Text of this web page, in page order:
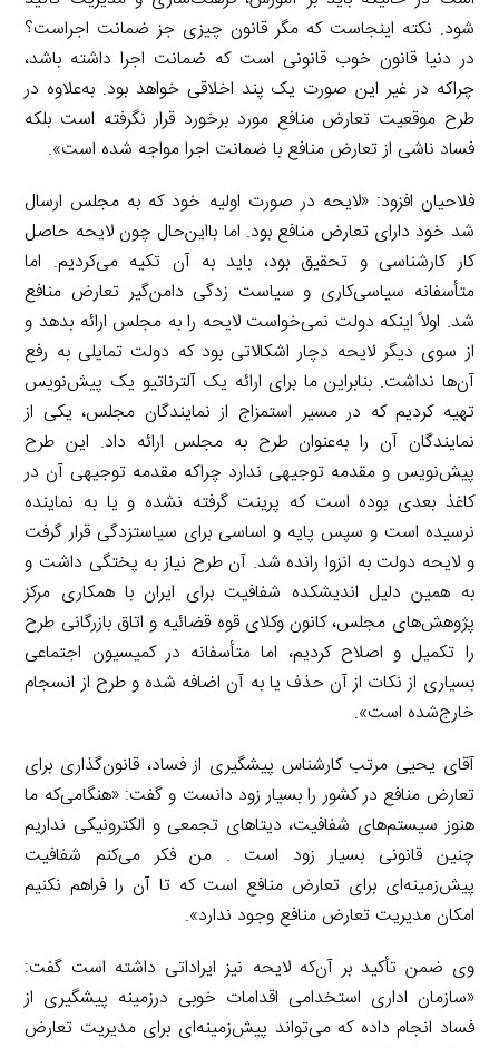
شود. نکته اینجاست که مگر قانون چیزی جز ضمانت اجراست؟
در دنیا قانون خوب قانونی است که ضمانت اجرا داشته باشد،
چراکه در غیر این صورت یک پند اخلاقی خواهد بود. به‌علاوه در
طرح موقعیت تعارض منافع مورد برخورد قرار نگرفته است بلکه
فساد ناشی از تعارض منافع با ضمانت اجرا مواجه شده است».
فلاحیان افزود: «لایحه در صورت اولیه خود که به مجلس ارسال
شد خود دارای تعارض منافع بود. اما بااین‌حال چون لایحه حاصل
کار کارشناسی و تحقیق بود، باید به آن تکیه می‌کردیم. اما
متأسفانه سیاسی‌کاری و سیاست زدگی دامن‌گیر تعارض منافع
شد. اولاً اینکه دولت نمی‌خواست لایحه را به مجلس ارائه بدهد و
از سوی دیگر لایحه دچار اشکالاتی بود که دولت تمایلی به رفع
آن‌ها نداشت. بنابراین ما برای ارائه یک آلترناتیو یک پیش‌نویس
تهیه کردیم که در مسیر استمزاج از نمایندگان مجلس، یکی از
نمایندگان آن را به‌عنوان طرح به مجلس ارائه داد. این طرح
پیش‌نویس و مقدمه توجیهی ندارد چراکه مقدمه توجیهی آن در
کاغذ بعدی بوده است که پرینت گرفته نشده و یا به نماینده
نرسیده است و سپس پایه و اساسی برای سیاست­زدگی قرار گرفت
و لایحه دولت به انزوا رانده شد. آن طرح نیاز به پختگی داشت و
به همین دلیل اندیشکده شفافیت برای ایران با همکاری مرکز
پژوهش‌های مجلس، کانون وکلای قوه قضائیه و اتاق بازرگانی طرح
را تکمیل و اصلاح کردیم، اما متأسفانه در کمیسیون اجتماعی
بسیاری از نکات از آن حذف یا به آن اضافه شده و طرح از انسجام
خارج‌شده است».
آقای یحیی مرتب کارشناس پیشگیری از فساد، قانون‌گذاری برای
تعارض منافع در کشور را بسیار زود دانست و گفت: «هنگامی‌که ما
هنوز سیستم‌های شفافیت، دیتاهای تجمعی و الکترونیکی نداریم
چنین قانونی بسیار زود است . من فکر می‌کنم شفافیت
پیش‌زمینه‌ای برای تعارض منافع است که تا آن را فراهم نکنیم
امکان مدیریت تعارض منافع وجود ندارد».
وی ضمن تأکید بر آن‌که لایحه نیز ایراداتی داشته است گفت:
«سازمان اداری استخدامی اقدامات خوبی درزمینه پیشگیری از
فساد انجام داده که می‌تواند پیش‌زمینه‌ای برای مدیریت تعارض